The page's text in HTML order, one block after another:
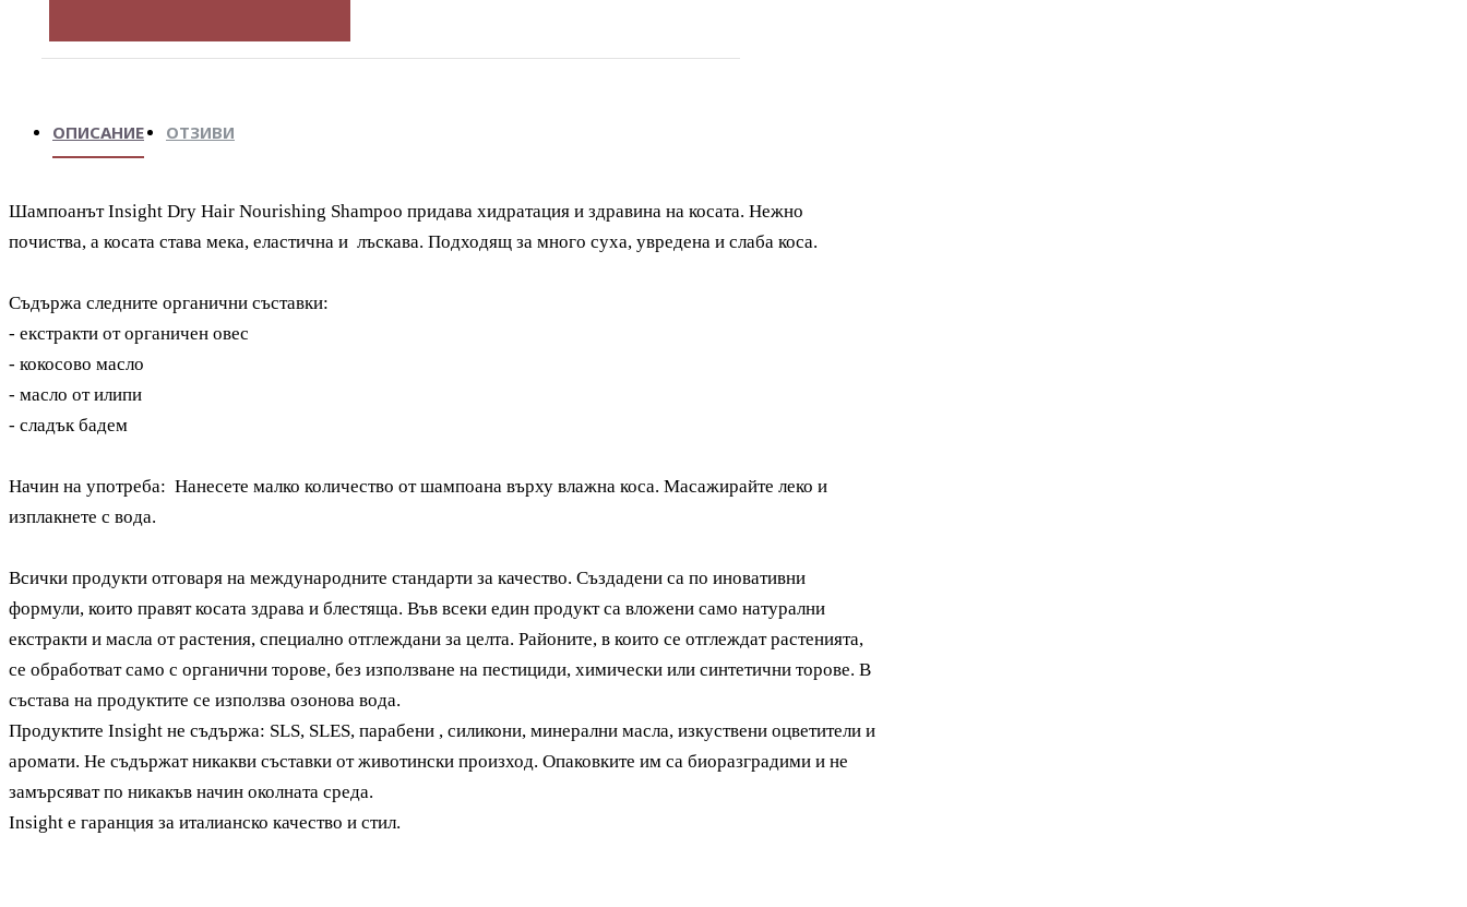
ОПИСАНИЕ ОТЗИВИ
Шампоанът Insight Dry Hair Nourishing Shampoo придава хидратация и здравина на косата. Нежно
почиства, а косата става мека, еластична и лъскава. Подходящ за много суха, увредена и слаба коса.
Съдържа следните органични съставки:
- екстракти оторганичен овес
- кокосово масло
- масло от илипи
- сладък бадем
Начин на употреба: Нанесете малко количество от шампоана върху влажна коса. Масажирайте леко и
изплакнете с вода.
Всички продукти отговаря на международните стандарти за качество. Създадени са по иновативни
формули, които правят косата здрава и блестяща. Във всеки един продукт са вложени само натурални
екстракти и масла от растения, специално отглеждани за целта. Районите, в които се отглеждат растенията,
се обработват само с органични торове, без използване на пестициди, химически или синтетични торове. В
състава на продуктите се използва озонова вода.
Продуктите Insight не съдържа: SLS, SLES, парабени , силикони, минерални масла, изкуствени оцветители и
аромати. Не съдържат никакви съставки от животински произход. Опаковките им са биоразградими и не
замърсяват по никакъв начин околната среда.
Insight е гаранция за италианско качество и стил.